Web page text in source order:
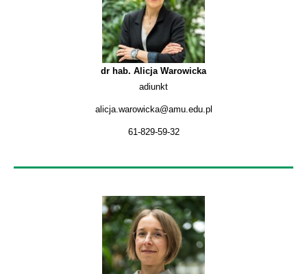
dr hab. Alicja Warowicka
adiunkt
alicja.warowicka@amu.edu.pl
61-829-59-32